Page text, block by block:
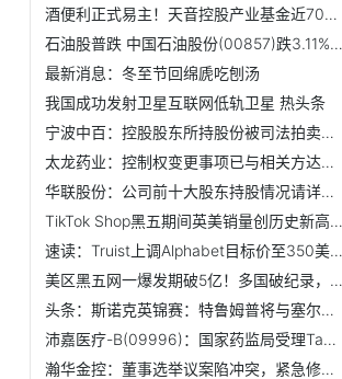
酒便利正式易主！天音控股产业基金近7000万拍得51%股权 每日焦点
石油股普跌 中国石油股份(00857)跌3.11%-天天快报
最新消息：冬至节回绵虒吃刨汤
我国成功发射卫星互联网低轨卫星 热头条
宁波中百：控股股东所持股份被司法拍卖完成 公司控制权拟变...
太龙药业：控制权变更事项已与相关方达成一致并签署协议 9日...
华联股份：公司前十大股东持股情况请详见公司披露的定期报告
TikTok Shop黑五期间英美销量创历史新高，欧盟四国等新兴市...
速读：Truist上调Alphabet目标价至350美元
美区黑五网一爆发期破5亿！多国破纪录，TikTok Shop成为中国...
头条：斯诺克英锦赛：特鲁姆普将与塞尔比争冠
沛嘉医疗-B(09996)：国家药监局受理TaurusNXT®“非醛交联”...
瀚华金控：董事选举议案陷冲突，紧急修改投票建议